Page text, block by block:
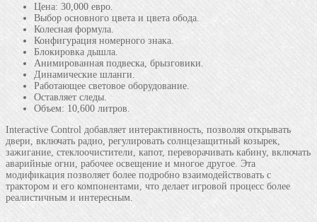
Цена: 30,000 евро.
Выбор основного цвета и цвета обода.
Колесная формула.
Конфигурация номерного знака.
Блокировка дышла.
Анимированная подвеска, брызговики.
Динамические шланги.
Работающее световое оборудование.
Оставляет следы.
Объем: 10,600 литров.
Interactive Control добавляет интерактивность, позволяя открывать
двери, включать радио, регулировать солнцезащитный козырек,
зажигание, стеклоочистители, капот, переворачивать кабину, включать
аварийные огни, рабочее освещение и многое другое. Эта
модификация позволяет более подробно взаимодействовать с
трактором и его компонентами, что делает игровой процесс более
реалистичным и интересным.